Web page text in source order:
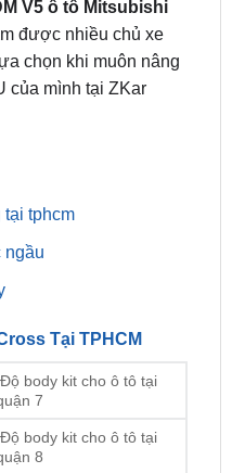
chọn khi muôn nâng
của mình tại ZKar
tphcm
Tại TPHCM
7
Độ body kit cho ô tô tại
8
Độ body kit cho ô tô tại
9